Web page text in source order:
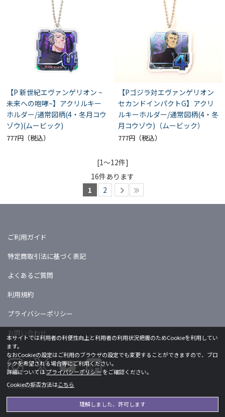
【P 新世紀エヴァンゲリオン ~
未来への咆哮~】アクリルキー
ホルダー/通常図柄(4・冬月コウ
ゾウ)(ムービック)
777円
【Pゴジラ対エヴァンゲリオン
セカンドインパクトG】アクリ
ルキーホルダー/通常図柄(4・冬
月コウゾウ)（ムービック）
777円
[1～12件]
16件あります
1
2
ご利用ガイド
特定商取引法に基づく表記
よくあるご質問
利用規約
プライバシーポリシー
お問い合わせ
Licensed by khara ©khara
本サイトでは利用者の利便性向上と利用者の利用状況把握のためCookieを利用してい
ます。
なおCookieの設定はご利用のブラウザの設定でも変更することができますので、ブロ
ックを希望される場合等にご利用ください。
詳細についてはプライバシーポリシーをご確認ください。
Cookieの拒否方法はこちら
理解しました、許可します